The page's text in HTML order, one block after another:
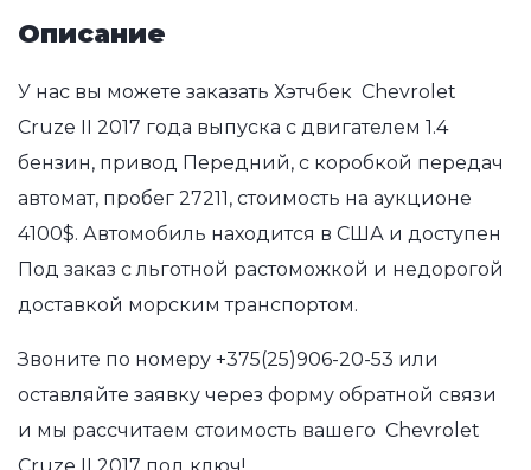
Описание
У нас вы можете заказать Хэтчбек Chevrolet
Cruze II 2017 года выпуска с двигателем 1.4
бензин, привод Передний, с коробкой передач
автомат, пробег 27211, стоимость на аукционе
4100$. Автомобиль находится в США и доступен
Под заказ с льготной растоможкой и недорогой
доставкой морским транспортом.
Звоните по номеру +375(25)906-20-53 или
оставляйте заявку через форму обратной связи
и мы рассчитаем стоимость вашего Chevrolet